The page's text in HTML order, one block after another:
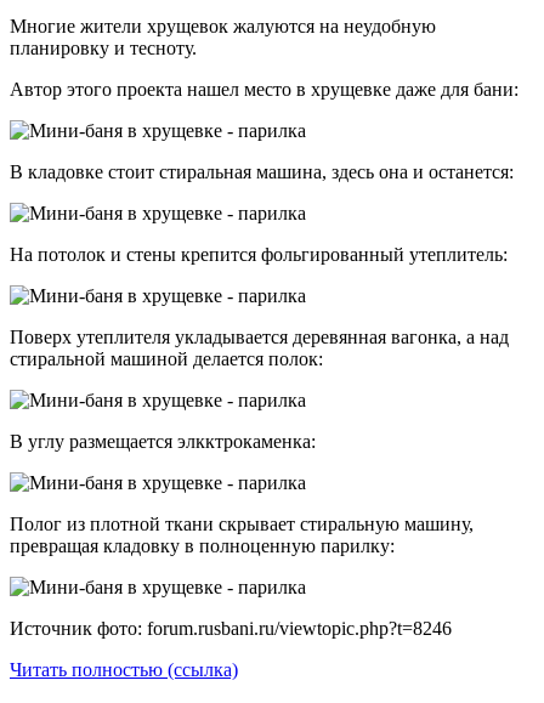
Многие жители хрущевок жалуются на неудобную
планировку и тесноту.
Автор этого проекта нашел место в хрущевке даже для бани:
В кладовке стоит стиральная машина, здесь она и останется:
На потолок и стены крепится фольгированный утеплитель:
Поверх утеплителя укладывается деревянная вагонка, а над
стиральной машиной делается полок:
В углу размещается элкктрокаменка:
Полог из плотной ткани скрывает стиральную машину,
превращая кладовку в полноценную парилку:
Источник фото: forum.rusbani.ru/viewtopic.php?t=8246
Читать полностью (ссылка)